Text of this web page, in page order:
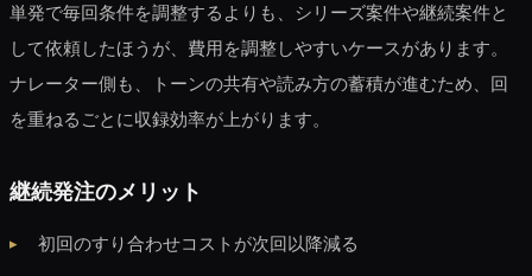
単発で毎回条件を調整するよりも、シリーズ案件や継続案件と
して依頼したほうが、費用を調整しやすいケースがあります。
ナレーター側も、トーンの共有や読み方の蓄積が進むため、回
を重ねるごとに収録効率が上がります。
継続発注のメリット
初回のすり合わせコストが次回以降減る